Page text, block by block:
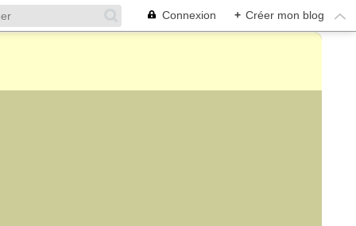
Connexion + Créer mon blog